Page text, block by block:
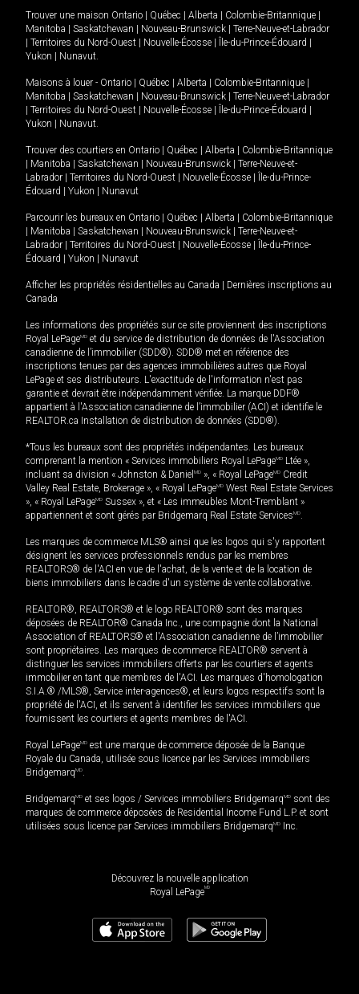
Trouver une maison Ontario Québec Alberta Colombie-Britannique
Manitoba
Saskatchewan Nouveau-Brunswick
Terre-Neuve-et-Labrador
Territoires du Nord-Ouest Nouvelle-Écosse Île-du-Prince-Édouard
Yukon
Nunavut.
Maisons à louer - Ontario Québec Alberta Colombie-Britannique
Manitoba
Saskatchewan Nouveau-Brunswick
Terre-Neuve-et-Labrador
Territoires du Nord-Ouest Nouvelle-Écosse Île-du-Prince-Édouard
Yukon
Nunavut.
Trouver des courtiers en Ontario Québec Alberta
Colombie-Britannique
Manitoba Saskatchewan Nouveau-Brunswick
Terre-Neuve-et-
Labrador
Territoires du Nord-Ouest Nouvelle-Écosse
Île-du-Prince-
Édouard
Yukon Nunavut
Parcourir les bureaux en Ontario Québec Alberta
Colombie-Britannique
Manitoba Saskatchewan Nouveau-Brunswick
Terre-Neuve-et-
Labrador
Territoires du Nord-Ouest Nouvelle-Écosse
Île-du-Prince-
Édouard
Yukon Nunavut
Afficher les propriétés résidentielles au Canada
Dernières inscriptions au
Canada
Les informations des propriétés sur ce site proviennent des inscriptions
Royal LePageMD et du service de distribution de données de l'Association
canadienne de l’immobilier (SDD®). SDD® met en référence des
inscriptions tenues par des agences immobilières autres que Royal
LePage et ses distributeurs. L'exactitude de l'information n'est pas
garantie et devrait être indépendamment vérifiée. La marque DDF®
appartient à l'Association canadienne de l’immobilier (ACI) et identifie le
REALTOR.ca Installation de distribution de données (SDD®).
*Tous les bureaux sont des propriétés indépendantes. Les bureaux
comprenant la mention « Services immobiliers Royal LePageMD Ltée »,
incluant sa division « Johnston & Daniel MD », « Royal LePageMD Credit
Valley Real Estate, Brokerage », « Royal LePageMD West Real Estate Services
», « Royal LePageMD Sussex », et « Les immeubles Mont-Tremblant »
appartiennent et sont gérés par Bridgemarq Real Estate ServicesMD.
Les marques de commerce MLS® ainsi que les logos qui s'y rapportent
désignent les services professionnels rendus par les membres
REALTORS® de l'ACI en vue de l'achat, de la vente et de la location de
biens immobiliers dans le cadre d'un système de vente collaborative.
REALTOR®, REALTORS® et le logo REALTOR® sont des marques
déposées de REALTOR® Canada Inc., une compagnie dont la National
Association of REALTORS® et l'Association canadienne de l’immobilier
sont propriétaires. Les marques de commerce REALTOR® servent à
distinguer les services immobiliers offerts par les courtiers et agents
immobilier en tant que membres de l'ACI. Les marques d'homologation
S.I.A.® /MLS®, Service inter-agences®, et leurs logos respectifs sont la
propriété de l'ACI, et ils servent à identifier les services immobiliers que
fournissent les courtiers et agents membres de l'ACI.
Royal LePageMD est une marque de commerce déposée de la Banque
Royale du Canada, utilisée sous licence par les Services immobiliers
BridgemarqMD.
BridgemarqMD et ses logos / Services immobiliers BridgemarqMD sont des
marques de commerce déposées de Residential Income Fund L.P. et sont
utilisées sous licence par Services immobiliers BridgemarqMD Inc.
Découvrez la nouvelle application
Royal LePageMD